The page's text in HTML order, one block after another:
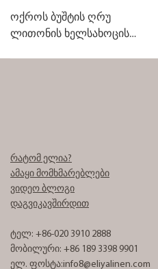
ოქროს ბუშტის ღრუ
ლითონის ხელსახოცის
რატომ ელია?
ამაყი მომხმარებლები
ვიდეო ბლოგი
დაგვიკავშირდით
ტელ: +86-020 3910 2888
მობილური: +86 189 3398 9901
ელ. ფოსტა:info8@eliyalinen.com